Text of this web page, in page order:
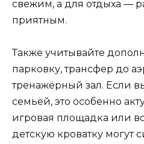
свежим, а для отдыха —
приятным.
Также учитывайте
парковку, трансфер до
тренажёрный зал. Если
семьёй, это особенно
игровая площадка или
детскую кроватку могут